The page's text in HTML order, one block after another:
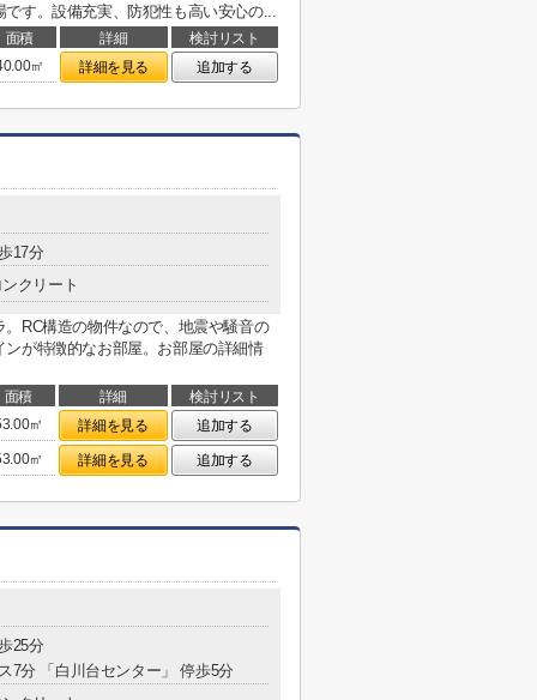
す。設備充実、防犯性も高い安心の...
面積 詳細
検討リスト
㎡
詳細を見る 追加する
17分
クリート
RC構造の物件なので、地震や騒音の
が特徴的なお部屋。お部屋の詳細情
面積 詳細
検討リスト
㎡
詳細を見る
追加する
㎡
詳細を見る 追加する
25分
7分 「白川台センター」 停歩5分